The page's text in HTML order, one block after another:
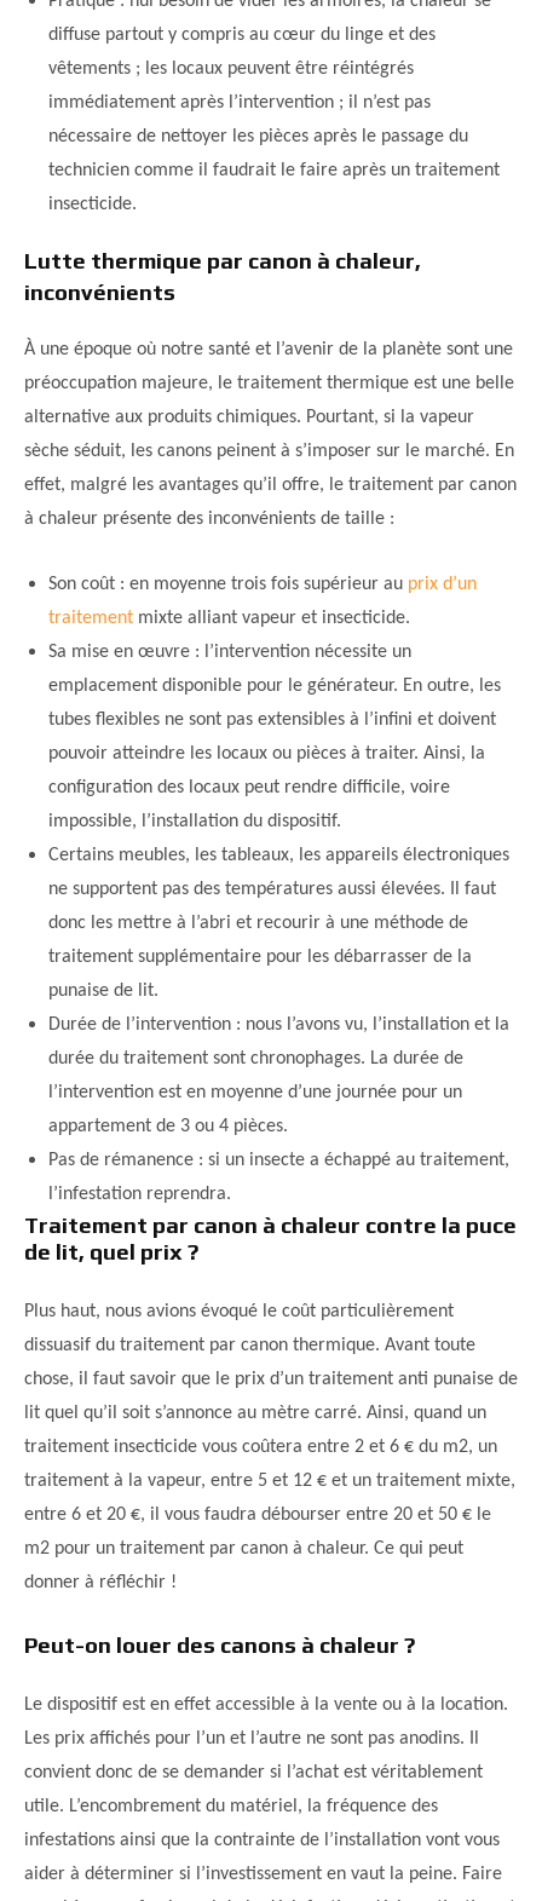
diffuse partout y compris au cœur du linge et des
vêtements ; les locaux peuvent être réintégrés
immédiatement après l’intervention ; il n’est pas
nécessaire de nettoyer les pièces après le passage du
technicien comme il faudrait le faire après un traitement
insecticide.
Lutte thermique par canon à chaleur,
inconvénients
À une époque où notre santé et l’avenir de la planète sont une
préoccupation majeure, le traitement thermique est une belle
alternative aux produits chimiques. Pourtant, si la vapeur
sèche séduit, les canons peinent à s’imposer sur le marché. En
effet, malgré les avantages qu’il offre, le traitement par canon
à chaleur présente des inconvénients de taille :
Son coût : en moyenne trois fois supérieur au prix d’un
traitement mixte alliant vapeur et insecticide.
Sa mise en œuvre : l’intervention nécessite un
emplacement disponible pour le générateur. En outre, les
tubes flexibles ne sont pas extensibles à l’infini et doivent
pouvoir atteindre les locaux ou pièces à traiter. Ainsi, la
configuration des locaux peut rendre difficile, voire
impossible, l’installation du dispositif.
Certains meubles, les tableaux, les appareils électroniques
ne supportent pas des températures aussi élevées. Il faut
donc les mettre à l’abri et recourir à une méthode de
traitement supplémentaire pour les débarrasser de la
punaise de lit.
Durée de l’intervention : nous l’avons vu, l’installation et la
durée du traitement sont chronophages. La durée de
l’intervention est en moyenne d’une journée pour un
appartement de 3 ou 4 pièces.
Pas de rémanence : si un insecte a échappé au traitement,
l’infestation reprendra.
Traitement par canon à chaleur contre la puce
de lit, quel prix ?
Plus haut, nous avions évoqué le coût particulièrement
dissuasif du traitement par canon thermique. Avant toute
chose, il faut savoir que le prix d’un traitement anti punaise de
lit quel qu’il soit s’annonce au mètre carré. Ainsi, quand un
traitement insecticide vous coûtera entre 2 et 6 € du m2, un
traitement à la vapeur, entre 5 et 12 € et un traitement mixte,
entre 6 et 20 €, il vous faudra débourser entre 20 et 50 € le
m2 pour un traitement par canon à chaleur. Ce qui peut
donner à réfléchir !
Peut-on louer des canons à chaleur ?
Le dispositif est en effet accessible à la vente ou à la location.
Les prix affichés pour l’un et l’autre ne sont pas anodins. Il
convient donc de se demander si l’achat est véritablement
utile. L’encombrement du matériel, la fréquence des
infestations ainsi que la contrainte de l’installation vont vous
aider à déterminer si l’investissement en vaut la peine. Faire